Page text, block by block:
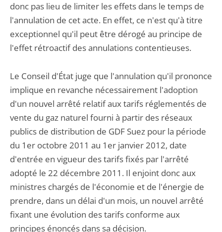
donc pas lieu de limiter les effets dans le temps de
l'annulation de cet acte. En effet, ce n'est qu'à titre
exceptionnel qu'il peut être dérogé au principe de
l'effet rétroactif des annulations contentieuses.
Le Conseil d'État juge que l'annulation qu'il prononce
implique en revanche nécessairement l'adoption
d'un nouvel arrêté relatif aux tarifs réglementés de
vente du gaz naturel fourni à partir des réseaux
publics de distribution de GDF Suez pour la période
du 1er octobre 2011 au 1er janvier 2012, date
d'entrée en vigueur des tarifs fixés par l'arrêté
adopté le 22 décembre 2011. Il enjoint donc aux
ministres chargés de l'économie et de l'énergie de
prendre, dans un délai d'un mois, un nouvel arrêté
fixant une évolution des tarifs conforme aux
principes énoncés dans sa décision.